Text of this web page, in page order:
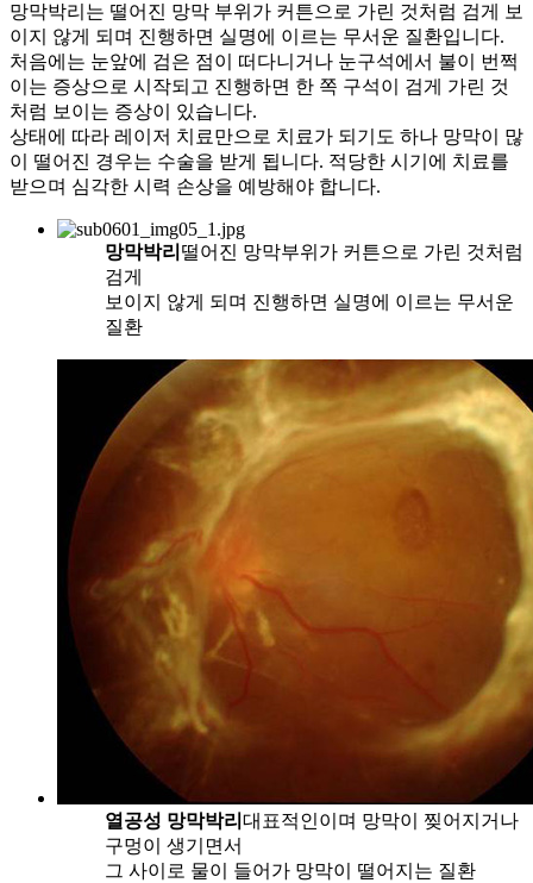
망막박리는 떨어진 망막 부위가 커튼으로 가린 것처럼 검게 보
이지 않게 되며 진행하면 실명에 이르는 무서운 질환입니다.
처음에는 눈앞에 검은 점이 떠다니거나 눈구석에서 불이 번쩍
이는 증상으로 시작되고 진행하면 한 쪽 구석이 검게 가린 것
처럼 보이는 증상이 있습니다.
상태에 따라 레이저 치료만으로 치료가 되기도 하나 망막이 많
이 떨어진 경우는 수술을 받게 됩니다. 적당한 시기에 치료를
받으며 심각한 시력 손상을 예방해야 합니다.
망막박리 떨어진 망막부위가 커튼으로 가린 것처럼
검게
보이지 않게 되며 진행하면 실명에 이르는 무서운
질환
열공성 망막박리 대표적인이며 망막이 찢어지거나
구멍이 생기면서
그 사이로 물이 들어가 망막이 떨어지는 질환